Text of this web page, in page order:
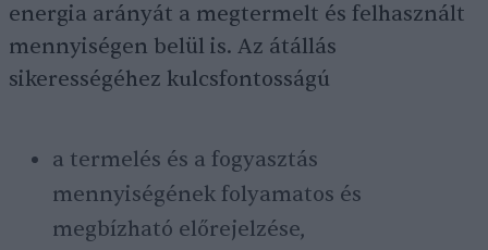
energia arányát a megtermelt és felhasznált
mennyiségen belül is. Az átállás
sikerességéhez kulcsfontosságú
a termelés és a fogyasztás
mennyiségének folyamatos és
megbízható előrejelzése,